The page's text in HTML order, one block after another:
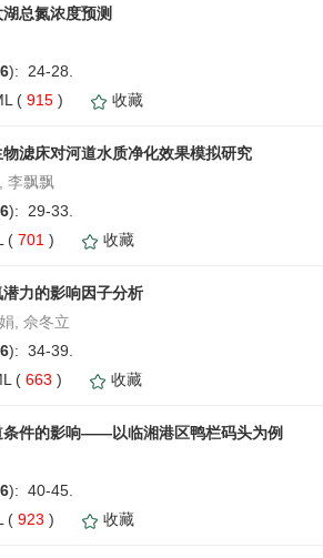
总氮浓度预测
6): 24-28.
( 915 ) 收藏
滤床对河道水质净化效果模拟研究
李飘飘
6): 29-33.
( 701 ) 收藏
力的影响因子分析
, 佘冬立
6): 34-39.
( 663 ) 收藏
条件的影响——以临湘港区鸭栏码头为例
6): 40-45.
( 923 ) 收藏